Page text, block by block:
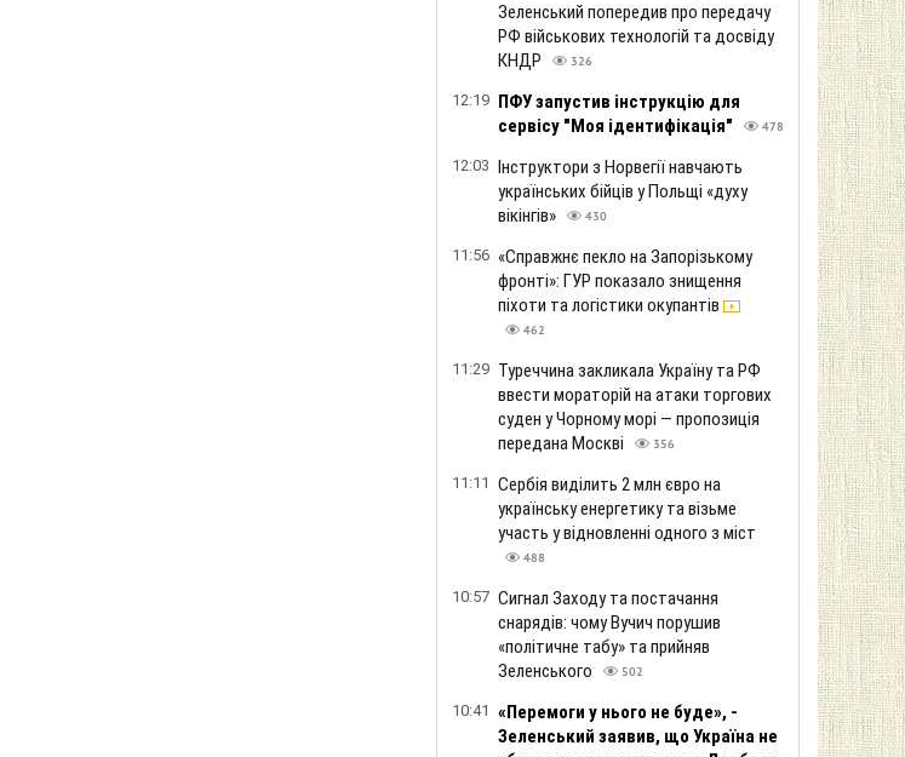
Зеленський попередив про передачу
РФ військових технологій та досвіду
КНДР
326
12:19 ПФУ запустив інструкцію для
сервісу "Моя ідентифікація"
478
12:03 Інструктори з Норвегії навчають
українських бійців у Польщі «духу
вікінгів»
430
11:56 «Справжнє пекло на Запорізькому
фронті»: ГУР показало знищення
піхоти та логістики окупантів
462
11:29 Туреччина закликала Україну та РФ
ввести мораторій на атаки торгових
суден у Чорному морі — пропозиція
передана Москві
356
11:11 Сербія виділить 2 млн євро на
українську енергетику та візьме
участь у відновленні одного з міст
488
10:57 Сигнал Заходу та постачання
снарядів: чому Вучич порушив
«політичне табу» та прийняв
Зеленського
502
10:41 «Перемоги у нього не буде», -
Зеленський заявив, що Україна не